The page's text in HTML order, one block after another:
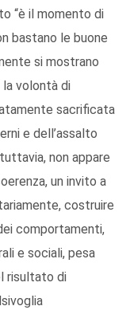
“è il momento di
bastano le buone
si mostrano
volontà di
sacrificata
e dell’assalto
non appare
un invito a
costruire
comportamenti,
e sociali, pesa
risultato di